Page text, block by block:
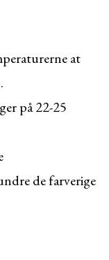
at
på 22-25
de farverige